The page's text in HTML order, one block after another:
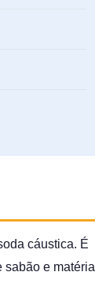
cáustica. É
sabão e matéria